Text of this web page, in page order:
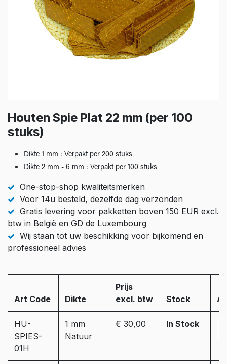
Houten Spie Plat 22 mm (per 100
stuks)
Dikte 1 mm : Verpakt per 200 stuks
Dikte 2 mm - 6 mm : Verpakt per 100 stuks
One-stop-shop kwaliteitsmerken
Voor 14u besteld, dezelfde dag verzonden
Gratis levering voor pakketten boven 150 EUR excl.
btw in België en GD de Luxembourg
Wij staan tot uw beschikking voor bijkomend en
professioneel advies
Art Code Dikte
Prijs
excl. btw
Stock
HU-
SPIES-
01H
1 mm
Natuur
€ 30,00 In Stock